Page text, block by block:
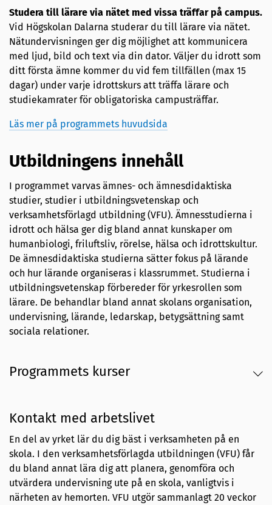
Studera till lärare via nätet med vissa träffar på campus.
Vid Högskolan Dalarna studerar du till lärare via nätet.
Nätundervisningen ger dig möjlighet att kommunicera
med ljud, bild och text via din dator. Väljer du idrott som
ditt första ämne kommer du vid fem tillfällen (max 15
dagar) under varje idrottskurs att träffa lärare och
studiekamrater för obligatoriska campusträffar.
Läs mer på programmets huvudsida
Utbildningens innehåll
I programmet varvas ämnes- och ämnesdidaktiska
studier, studier i utbildningsvetenskap och
verksamhetsförlagd utbildning (VFU). Ämnesstudierna i
idrott och hälsa ger dig bland annat kunskaper om
humanbiologi, friluftsliv, rörelse, hälsa och idrottskultur.
De ämnesdidaktiska studierna sätter fokus på lärande
och hur lärande organiseras i klassrummet. Studierna i
utbildningsvetenskap förbereder för yrkesrollen som
lärare. De behandlar bland annat skolans organisation,
undervisning, lärande, ledarskap, betygsättning samt
sociala relationer.
Programmets kurser
Kontakt med arbetslivet
En del av yrket lär du dig bäst i verksamheten på en
skola. I den verksamhetsförlagda utbildningen (VFU) får
du bland annat lära dig att planera, genomföra och
utvärdera undervisning ute på en skola, vanligtvis i
närheten av hemorten. VFU utgör sammanlagt 20 veckor